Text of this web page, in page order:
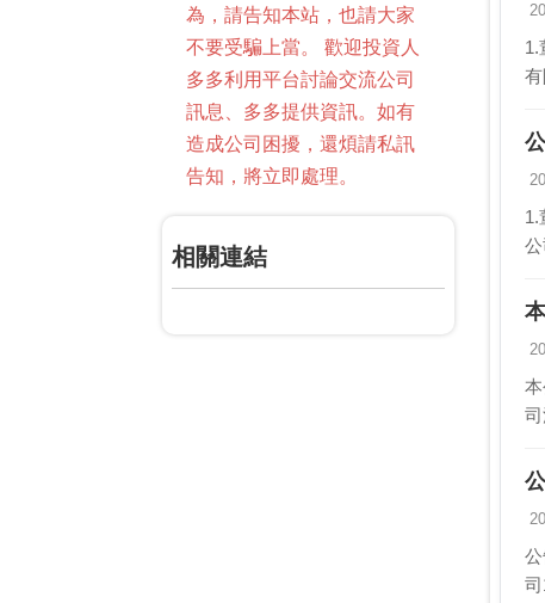
為，請告知本站，也請大家
不要受騙上當。 歡迎投資人
多多利用平台討論交流公司
訊息、多多提供資訊。如有
造成公司困擾，還煩請私訊
告知，將立即處理。
相關連結
1.
1.